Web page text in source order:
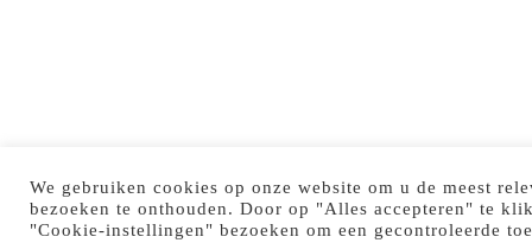
We gebruiken cookies op onze website om u de meest
bezoeken te onthouden. Door op "Alles accepteren" te
"Cookie-instellingen" bezoeken om een gecontroleerde